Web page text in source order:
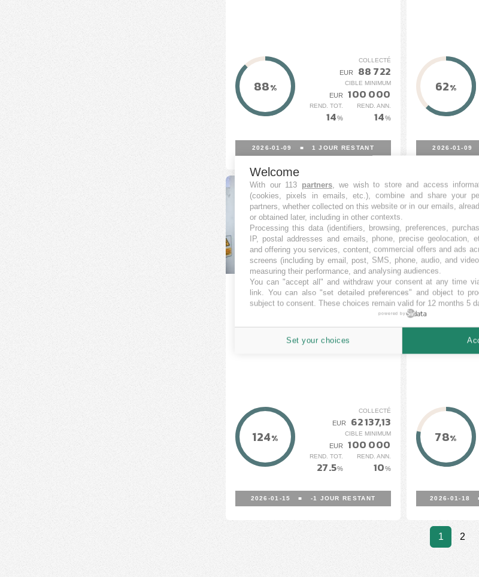
88%
COLLECTÉ
EUR 88 722
CIBLE MINIMUM
EUR 100 000
REND. ANN.
14%
REND. TOT.
14%
2026-01-09 ■ 1 JOUR RESTANT
62%
2026-01-09
Efficientamento Energetico
Industriale - Telcontrol S.r.l.
EN FINANCEMENT
124%
COLLECTÉ
EUR 62 137,13
CIBLE MINIMUM
EUR 100 000
REND. ANN.
10%
REND. TOT.
27.5%
2026-01-15 ■ -1 JOUR RESTANT
„Baltų
87B and
Lithuania (9
EN
78%
2026-01-18
1 2
Welcome
With our 113 partners, we wish to store and access
(cookies, pixels in emails, etc.), combine and share your
partners, whether collected on this website or in our emails,
or obtained later, including in other contexts.
Processing this data (identifiers, browsing, preferences,
IP, postal addresses and emails, phone, precise geolocation,
and offering you services, content, commercial offers and ads
screens (including by email, post, SMS, phone, audio, and
measuring their performance, and analysing audiences.
You can "accept all" and withdraw your consent at any time
link. You can also "set detailed preferences" and object to
subject to consent. These choices remain valid for 12 months 5
powered by
Set your choices